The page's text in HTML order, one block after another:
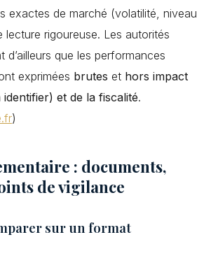
exactes de marché (volatilité, niveau
rigoureuse. Les autorités
d’ailleurs que les performances
exprimées brutes et hors impact
et de la fiscalité.
)
: documents,
de vigilance
sur un format